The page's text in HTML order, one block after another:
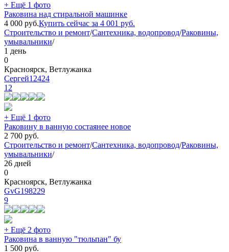
+ Ещё 1 фото
Раковина над стиральной машинке
4 000 руб.Купить сейчас за 4 001 руб.
Строительство и ремонт/Сантехника, водопровод/Раковины,
умывальники/
1 день
0
Красноярск, Ветлужанка
Сергей12424
12
+ Ещё 1 фото
Раковину в ванную состаянее новое
2 700 руб.
Строительство и ремонт/Сантехника, водопровод/Раковины,
умывальники/
26 дней
0
Красноярск, Ветлужанка
GvG198229
9
+ Ещё 2 фото
Раковина в ванную "тюльпан" бу
1 500 руб.